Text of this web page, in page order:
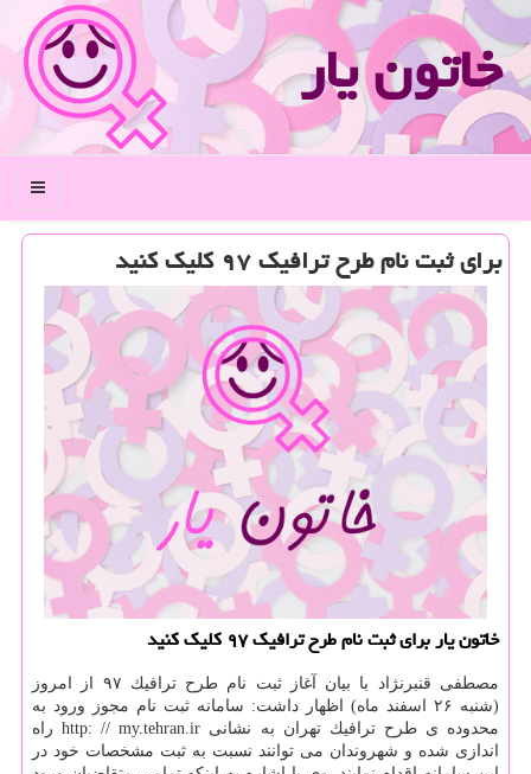
خاتون یار
منو
برای ثبت نام طرح ترافیك ۹۷ كلیك كنید
خاتون یار برای ثبت نام طرح ترافیك ۹۷ كلیك كنید
مصطفی قنبرنژاد با بیان آغاز ثبت نام طرح ترافیك ۹۷ از امروز
(شنبه ۲۶ اسفند ماه) اظهار داشت: سامانه ثبت نام مجوز ورود به
محدوده ی طرح ترافیك تهران به نشانی http: // my.tehran.ir راه
اندازی شده و شهروندان می توانند نسبت به ثبت مشخصات خود در